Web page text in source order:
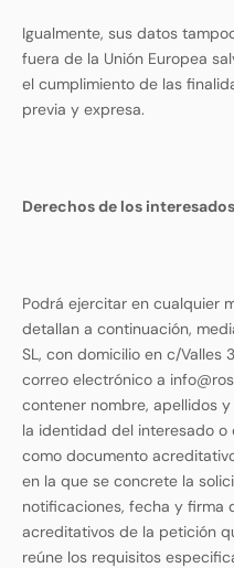
Igualmente, sus datos
fuera de la Unión Europea
el cumplimiento de las
previa y expresa.
Derechos de los
Podrá ejercitar en cualquier
detallan a continuación,
SL, con domicilio en c/Valles
correo electrónico a
contener nombre, apellidos
la identidad del interesado o
como documento
en la que se concrete la
notificaciones, fecha y firma
acreditativos de la petición
reúne los requisitos